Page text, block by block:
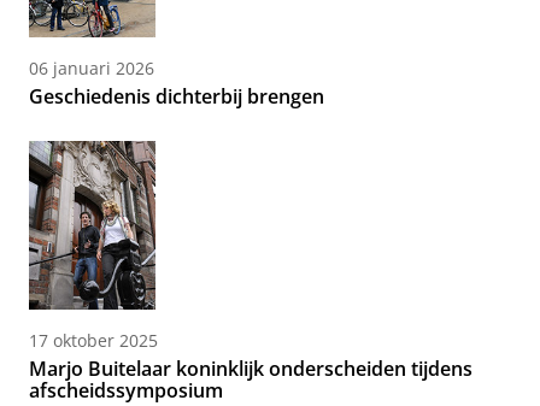
06 januari 2026
Geschiedenis dichterbij brengen
17 oktober 2025
Marjo Buitelaar koninklijk onderscheiden tijdens
afscheidssymposium